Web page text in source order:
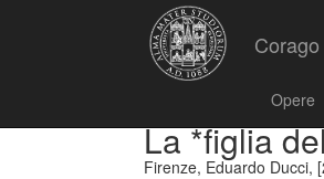
Corago
Opere
La *figlia
Firenze, Eduardo Ducci,